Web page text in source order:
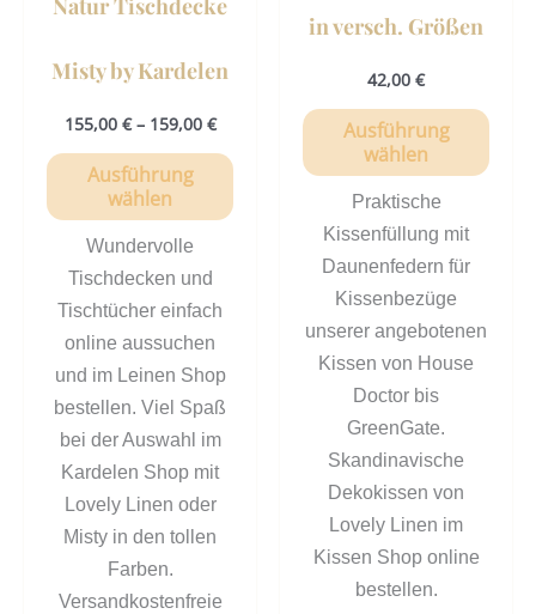
Natur Tischdecke
Misty by Kardelen
155,00 €– 159,00 €
Ausführung
wählen
Produktseite
Wundervolle
Tischdecken und
Tischtücher einfach
online aussuchen
und im Leinen Shop
bestellen. Viel Spaß
bei der Auswahl im
Kardelen Shop mit
Lovely Linen oder
Misty in den tollen
Farben.
Versandkostenfreie
in versch. Größen
42,00 €
Ausführung
wählen
Praktische
Kissenfüllung mit
Daunenfedern für
Kissenbezüge
unserer angebotenen
Kissen von House
Doctor bis
GreenGate.
Skandinavische
Dekokissen von
Lovely Linen im
Kissen Shop online
bestellen.